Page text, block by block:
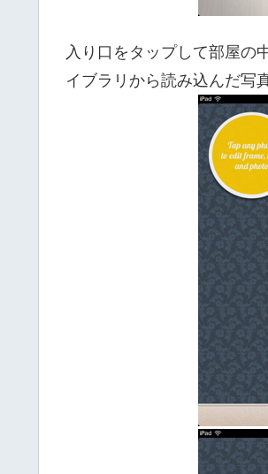
入り口をタップして部屋の
イブラリから読み込んだ写